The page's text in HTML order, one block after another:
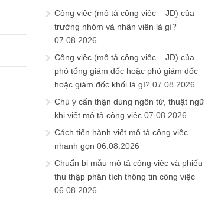
Công việc (mô tả công việc – JD) của
trưởng nhóm và nhân viên là gì?
07.08.2026
Công việc (mô tả công việc – JD) của
phó tổng giám đốc hoặc phó giám đốc
hoặc giám đốc khối là gì? 07.08.2026
Chú ý cẩn thận dùng ngôn từ, thuật ngữ
khi viết mô tả công việc 07.08.2026
Cách tiến hành viết mô tả công việc
nhanh gọn 06.08.2026
Chuẩn bị mẫu mô tả công việc và phiếu
thu thập phân tích thông tin công việc
06.08.2026